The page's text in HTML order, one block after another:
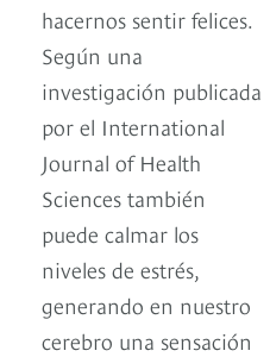
hacernos sentir felices.
Según una
investigación publicada
por el International
Journal of Health
Sciences también
puede calmar los
niveles de estrés,
generando en nuestro
cerebro una sensación